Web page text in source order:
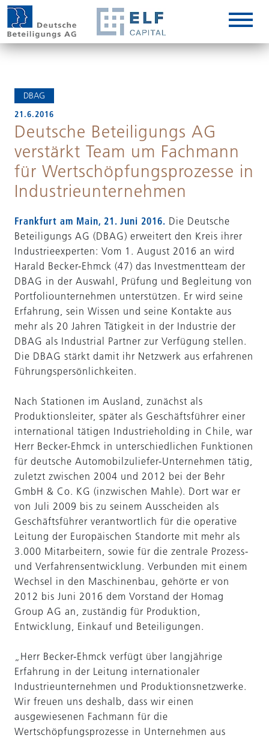
DBAG
21.6.2016
Deutsche Beteiligungs AG
verstärkt Team um Fachmann
für Wertschöpfungsprozesse in
Industrieunternehmen
Frankfurt am Main, 21. Juni 2016. Die Deutsche
Beteiligungs AG (DBAG) erweitert den Kreis ihrer
Industrieexperten: Vom 1. August 2016 an wird
Harald Becker-Ehmck (47) das Investmentteam der
DBAG in der Auswahl, Prüfung und Begleitung von
Portfoliounternehmen unterstützen. Er wird seine
Erfahrung, sein Wissen und seine Kontakte aus
mehr als 20 Jahren Tätigkeit in der Industrie der
DBAG als Industrial Partner zur Verfügung stellen.
Die DBAG stärkt damit ihr Netzwerk aus erfahrenen
Führungspersönlichkeiten.
Nach Stationen im Ausland, zunächst als
Produktionsleiter, später als Geschäftsführer einer
international tätigen Industrieholding in Chile, war
Herr Becker-Ehmck in unterschiedlichen Funktionen
für deutsche Automobilzuliefer-Unternehmen tätig,
zuletzt zwischen 2004 und 2012 bei der Behr
GmbH & Co. KG (inzwischen Mahle). Dort war er
von Juli 2009 bis zu seinem Ausscheiden als
Geschäftsführer verantwortlich für die operative
Leitung der Europäischen Standorte mit mehr als
3.000 Mitarbeitern, sowie für die zentrale Prozess-
und Verfahrensentwicklung. Verbunden mit einem
Wechsel in den Maschinenbau, gehörte er von
2012 bis Juni 2016 dem Vorstand der Homag
Group AG an, zuständig für Produktion,
Entwicklung, Einkauf und Beteiligungen.
„Herr Becker-Ehmck verfügt über langjährige
Erfahrung in der Leitung internationaler
Industrieunternehmen und Produktionsnetzwerke.
Wir freuen uns deshalb, dass wir einen
ausgewiesenen Fachmann für die
Wertschöpfungsprozesse in Unternehmen aus